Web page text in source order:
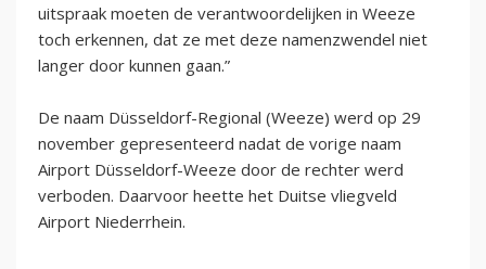
uitspraak moeten de verantwoordelijken in Weeze
toch erkennen, dat ze met deze namenzwendel niet
langer door kunnen gaan.”
De naam Düsseldorf-Regional (Weeze) werd op 29
november gepresenteerd nadat de vorige naam
Airport Düsseldorf-Weeze door de rechter werd
verboden. Daarvoor heette het Duitse vliegveld
Airport Niederrhein.